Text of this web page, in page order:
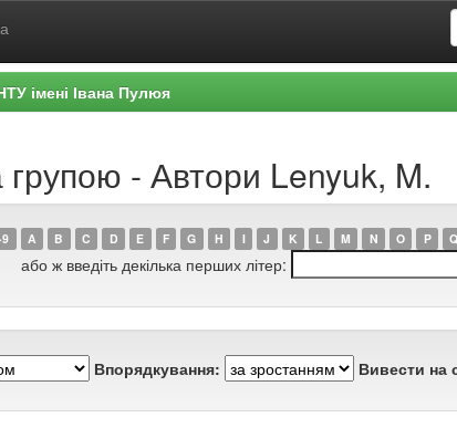
імені Івана Пулюя
групою - Автори Lenyuk, M.
A B C D E F G H I J K L M N O P Q
або ж введіть декілька перших літер:
Впорядкування: Вивести на